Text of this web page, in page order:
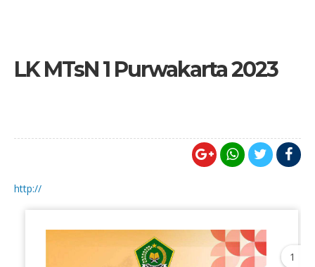
LK MTsN 1 Purwakarta 2023
http://
1